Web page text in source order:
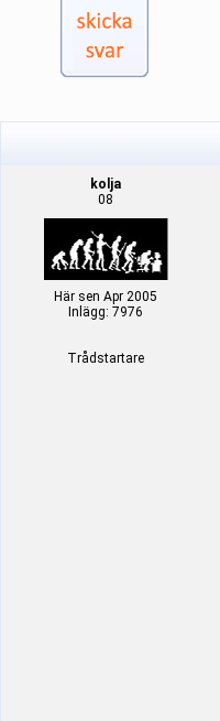
kolja
08
Här sen Apr 2005
Inlägg: 7976
Trådstartare